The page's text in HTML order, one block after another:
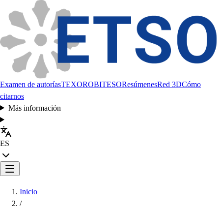
Examen de autoríasTEXOROBITESOResúmenesRed 3DCómo
citarnos
Más información
ES
Inicio
/